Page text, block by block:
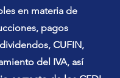
en materia de
pagos
CUFIN,
del IVA, así